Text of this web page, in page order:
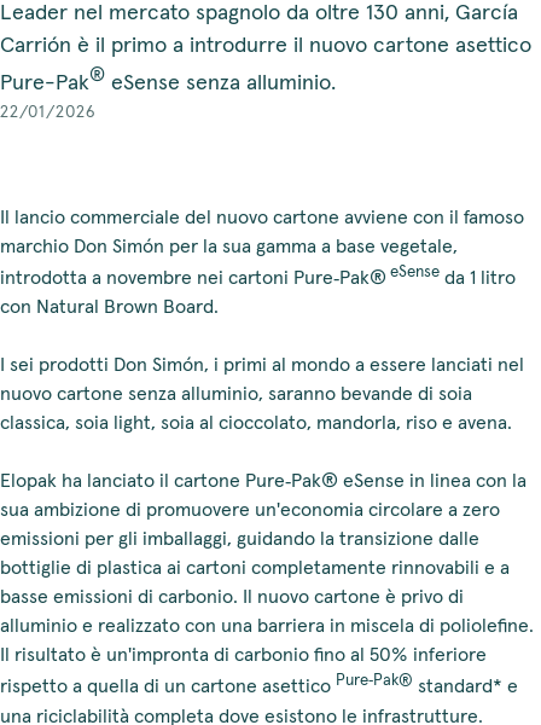
Leader nel mercato spagnolo da oltre 130 anni, García
Carrión è il primo a introdurre il nuovo cartone asettico
Pure-Pak® eSense senza alluminio.
22/01/2026
Il lancio commerciale del nuovo cartone avviene con il famoso
marchio Don Simón per la sua gamma a base vegetale,
introdotta a novembre nei cartoni Pure‑Pak® eSense da 1 litro
con Natural Brown Board.
I sei prodotti Don Simón, i primi al mondo a essere lanciati nel
nuovo cartone senza alluminio, saranno bevande di soia
classica, soia light, soia al cioccolato, mandorla, riso e avena.
Elopak ha lanciato il cartone Pure‑Pak® eSense in linea con la
sua ambizione di promuovere un'economia circolare a zero
emissioni per gli imballaggi, guidando la transizione dalle
bottiglie di plastica ai cartoni completamente rinnovabili e a
basse emissioni di carbonio. Il nuovo cartone è privo di
alluminio e realizzato con una barriera in miscela di poliolefine.
Il risultato è un'impronta di carbonio fino al 50% inferiore
rispetto a quella di un cartone asettico Pure‑Pak® standard* e
una riciclabilità completa dove esistono le infrastrutture.